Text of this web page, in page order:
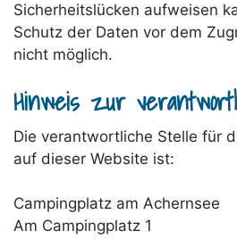
Sicherheitslücken aufweisen
Schutz der Daten vor dem
nicht möglich.
Hinweis zur
Die verantwortliche Stelle für
auf dieser Website ist:
Campingplatz am Achernsee
Am Campingplatz 1